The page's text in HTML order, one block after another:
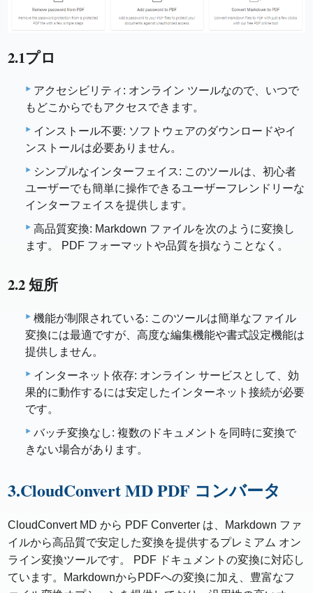
2.1プロ
アクセシビリティ: オンライン ツールなので、いつで
もどこからでもアクセスできます。
インストール不要: ソフトウェアのダウンロードやイ
ンストールは必要ありません。
シンプルなインターフェイス: このツールは、初心者
ユーザーでも簡単に操作できるユーザーフレンドリーな
インターフェイスを提供します。
高品質変換: Markdown ファイルを次のように変換し
ます。 PDF フォーマットや品質を損なうことなく。
2.2 短所
機能が制限されている: このツールは簡単なファイル
変換には最適ですが、高度な編集機能や書式設定機能は
提供しません。
インターネット依存: オンライン サービスとして、効
果的に動作するには安定したインターネット接続が必要
です。
バッチ変換なし: 複数のドキュメントを同時に変換で
きない場合があります。
3.CloudConvert MD PDF コンバータ
CloudConvert MD から PDF Converter は、Markdown ファ
イルから高品質で安定した変換を提供するプレミアム オン
ライン変換ツールです。 PDF ドキュメントの変換に対応し
ています。MarkdownからPDFへの変換に加え、豊富なフ